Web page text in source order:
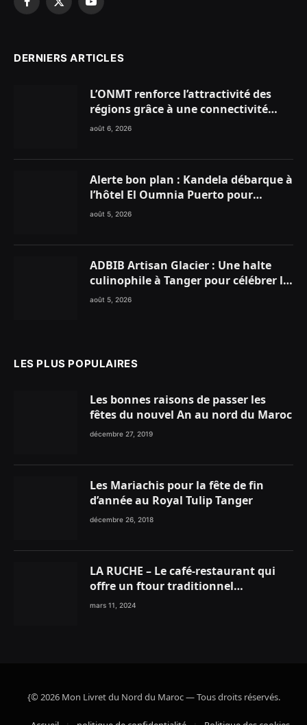
Facebook
X
YouTube
DERNIERS ARTICLES
L’ONMT renforce l’attractivité des
régions grâce à une connectivité
aérienne historique de Ryanair
août 6, 2026
Alerte bon plan : Kandela débarque à
l’hôtel El Oumnia Puerto pour
enflammer le Chiringuito Malibu
août 5, 2026
ADBIB Artisan Glacier : Une halte
culinophile à Tanger pour célébrer la
glace traditionnelle aux matières
août 5, 2026
LES PLUS POPULAIRES
Les bonnes raisons de passer les
fêtes du nouvel An au nord du Maroc
décembre 27, 2019
Les Mariachis pour la fête de fin
d’année au Royal Tulip Tanger
décembre 26, 2018
LA RUCHE – Le café-restaurant qui
offre un ftour traditionnel
gourmand
mars 11, 2024
{© 2026 Mon Livret du Nord du Maroc — Tous droits réservés.